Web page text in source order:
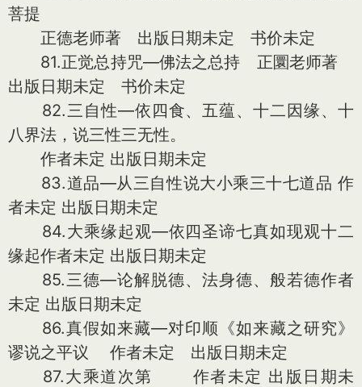
菩提
正德老师著 出版日期未定 书价未定
81.正觉总持咒—佛法之总持 正圜老师著
出版日期未定 书价未定
82.三自性—依四食、五蕴、十二因缘、十
八界法，说三性三无性。
作者未定 出版日期未定
83.道品—从三自性说大小乘三十七道品 作
者未定 出版日期未定
84.大乘缘起观—依四圣谛七真如现观十二
缘起作者未定 出版日期未定
85.三德—论解脱德、法身德、般若德作者
未定 出版日期未定
86.真假如来藏—对印顺《如来藏之研究》
谬说之平议 作者未定 出版日期未定
87.大乘道次第 作者未定 出版日期未